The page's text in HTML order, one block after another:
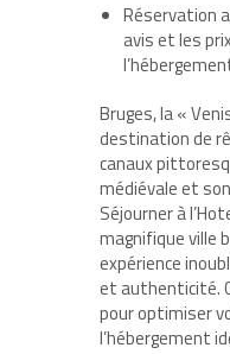
Réservation
avis et les
Bruges, la «
destination de
canaux
médiévale et
Séjourner à
magnifique ville
expérience
et authenticité.
pour optimiser
l’hébergement